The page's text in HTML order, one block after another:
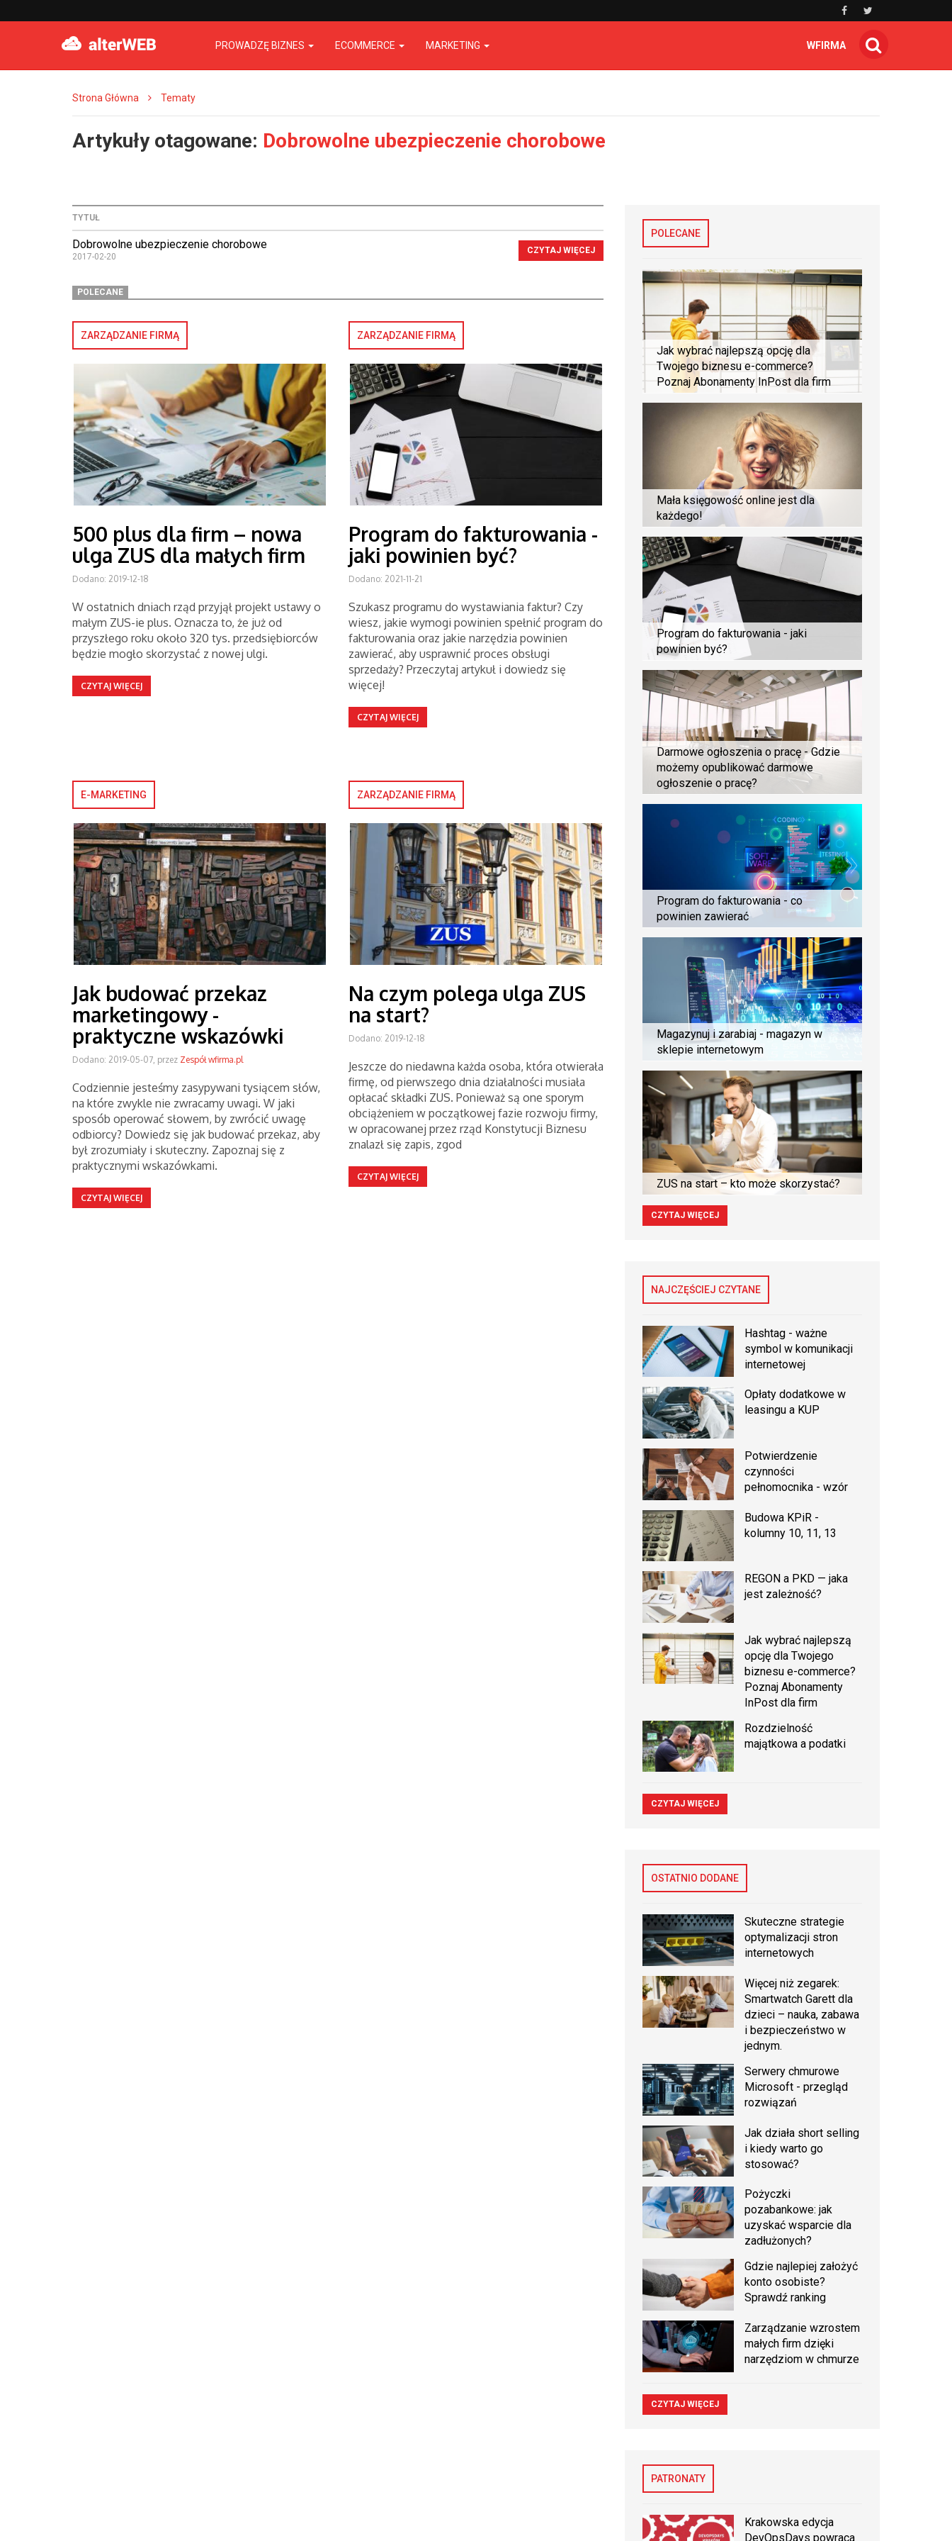
PROWADZĘ BIZNES ECOMMERCE MARKETING WFIRMA
Strona Główna Tematy
Artykuły otagowane: Dobrowolne ubezpieczenie chorobowe
TYTUŁ
Dobrowolne ubezpieczenie chorobowe
2017-02-20
CZYTAJ WIĘCEJ
POLECANE
ZARZĄDZANIE FIRMĄ
500 plus dla firm – nowa
ulga ZUS dla małych firm
Dodano: 2019-12-18
W ostatnich dniach rząd przyjął projekt ustawy o
małym ZUS-ie plus. Oznacza to, że już od
przyszłego roku około 320 tys. przedsiębiorców
będzie mogło skorzystać z nowej ulgi.
CZYTAJ WIĘCEJ
ZARZĄDZANIE FIRMĄ
Program do fakturowania -
jaki powinien być?
Dodano: 2021-11-21
Szukasz programu do wystawiania faktur? Czy
wiesz, jakie wymogi powinien spełnić program do
fakturowania oraz jakie narzędzia powinien
zawierać, aby usprawnić proces obsługi
sprzedaży? Przeczytaj artykuł i dowiedz się
więcej!
CZYTAJ WIĘCEJ
E-MARKETING
Jak budować przekaz
marketingowy -
praktyczne wskazówki
Dodano: 2019-05-07, przez Zespół wfirma.pl
Codziennie jesteśmy zasypywani tysiącem słów,
na które zwykle nie zwracamy uwagi. W jaki
sposób operować słowem, by zwrócić uwagę
odbiorcy? Dowiedz się jak budować przekaz, aby
był zrozumiały i skuteczny. Zapoznaj się z
praktycznymi wskazówkami.
CZYTAJ WIĘCEJ
ZARZĄDZANIE FIRMĄ
Na czym polega ulga ZUS
na start?
Dodano: 2019-12-18
Jeszcze do niedawna każda osoba, która otwierała
firmę, od pierwszego dnia działalności musiała
opłacać składki ZUS. Ponieważ są one sporym
obciążeniem w początkowej fazie rozwoju firmy,
w opracowanej przez rząd Konstytucji Biznesu
znalazł się zapis, zgod
CZYTAJ WIĘCEJ
POLECANE
Jak wybrać najlepszą opcję dla
Twojego biznesu e-commerce?
Poznaj Abonamenty InPost dla firm
Mała księgowość online jest dla
każdego!
Program do fakturowania - jaki
powinien być?
Darmowe ogłoszenia o pracę - Gdzie
możemy opublikować darmowe
ogłoszenie o pracę?
Program do fakturowania - co
powinien zawierać
Magazynuj i zarabiaj - magazyn w
sklepie internetowym
ZUS na start – kto może skorzystać?
CZYTAJ WIĘCEJ
NAJCZĘŚCIEJ CZYTANE
Hashtag - ważne
symbol w komunikacji
internetowej
Opłaty dodatkowe w
leasingu a KUP
Potwierdzenie
czynności
pełnomocnika - wzór
Budowa KPiR -
kolumny 10, 11, 13
REGON a PKD — jaka
jest zależność?
Jak wybrać najlepszą
opcję dla Twojego
biznesu e-commerce?
Poznaj Abonamenty
InPost dla firm
Rozdzielność
majątkowa a podatki
CZYTAJ WIĘCEJ
OSTATNIO DODANE
Skuteczne strategie
optymalizacji stron
internetowych
Więcej niż zegarek:
Smartwatch Garett dla
dzieci – nauka, zabawa
i bezpieczeństwo w
jednym.
Serwery chmurowe
Microsoft - przegląd
rozwiązań
Jak działa short selling
i kiedy warto go
stosować?
Pożyczki
pozabankowe: jak
uzyskać wsparcie dla
zadłużonych?
Gdzie najlepiej założyć
konto osobiste?
Sprawdź ranking
Zarządzanie wzrostem
małych firm dzięki
narzędziom w chmurze
CZYTAJ WIĘCEJ
PATRONATY
Krakowska edycja
DevOpsDays powraca